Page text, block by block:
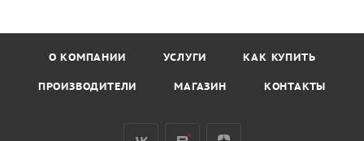
О КОМПАНИИ УСЛУГИ КАК КУПИТЬ
ПРОИЗВОДИТЕЛИ МАГАЗИН КОНТАКТЫ